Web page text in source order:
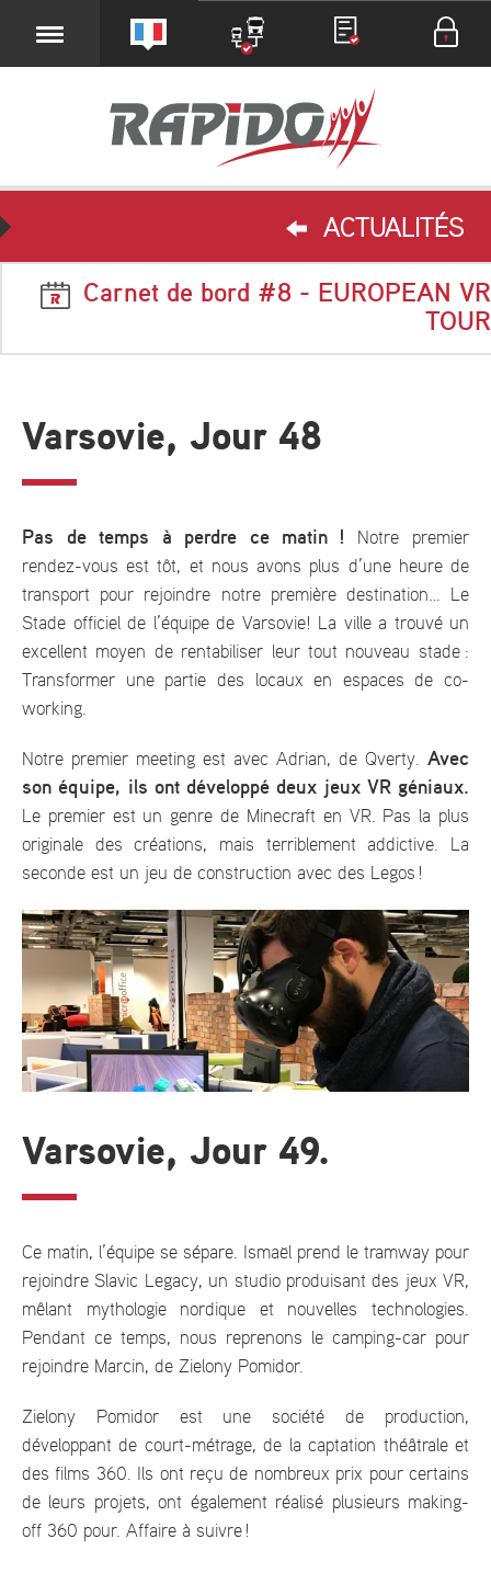
ACTUALITÉS
Carnet de bord #8 - EUROPEAN VR
TOUR
Varsovie, Jour 48
Pas de temps à perdre ce matin !
Notre premier
rendez-vous est tôt, et nous avons plus d’une heure de
transport pour rejoindre notre première destination… Le
Stade officiel de l’équipe de Varsovie! La ville a trouvé un
excellent moyen de rentabiliser leur tout nouveau stade :
Transformer une partie des locaux en espaces de co-
working.
Notre premier meeting est avec Adrian, de Qverty. Avec
son équipe, ils ont développé deux jeux VR géniaux.
Le premier est un genre de Minecraft en VR. Pas la plus
originale des créations, mais terriblement addictive. La
seconde est un jeu de construction avec des Legos !
Varsovie, Jour 49.
Ce matin, l’équipe se sépare. Ismaël prend le tramway pour
rejoindre Slavic Legacy, un studio produisant des jeux VR,
mêlant mythologie nordique et nouvelles technologies.
Pendant ce temps, nous reprenons le camping-car pour
rejoindre Marcin, de Zielony Pomidor.
Zielony Pomidor est une société de production,
développant de court-métrage, de la captation théâtrale et
des films 360. Ils ont reçu de nombreux prix pour certains
de leurs projets, ont également réalisé plusieurs making-
off 360 pour. Affaire à suivre !